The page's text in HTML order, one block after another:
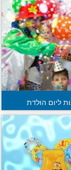
ליום הולדת